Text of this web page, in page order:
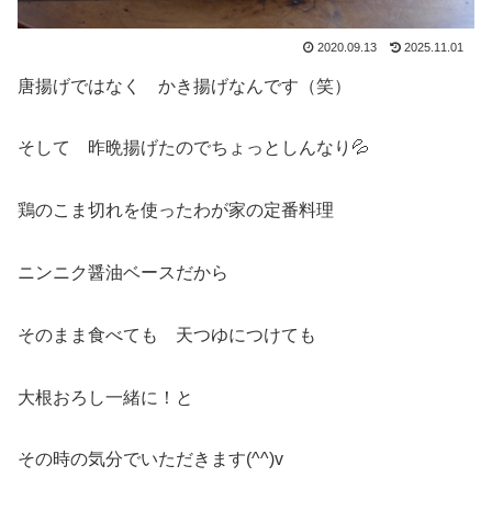
2020.09.13 2025.11.01
唐揚げではなく かき揚げなんです（笑）
そして 昨晩揚げたのでちょっとしんなり💦
鶏のこま切れを使ったわが家の定番料理
ニンニク醤油ベースだから
そのまま食べても 天つゆにつけても
大根おろし一緒に！と
その時の気分でいただきます(^^)v